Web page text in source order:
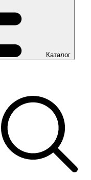
Каталог